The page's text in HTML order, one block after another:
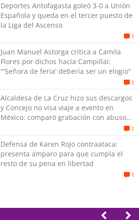
Deportes Antofagasta goleó 3-0 a Unión
Española y queda en el tercer puesto de
la Liga del Ascenso
1
Juan Manuel Astorga critica a Camila
Flores por dichos hacia Campillai:
"'Señora de feria' debería ser un elogio"
1
Alcaldesa de La Cruz hizo sus descargos
y Concejo no visa viaje a evento en
México: comparó grabación con abuso
1
Defensa de Karen Rojo contraataca:
presenta amparo para que cumpla el
resto de su pena en libertad
1